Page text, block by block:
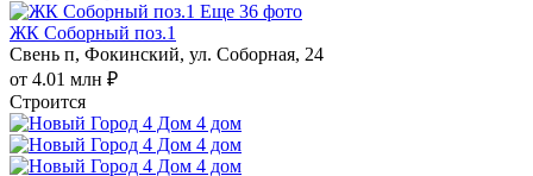
Еще 36 фото
ЖК Соборный поз.1
Свень п, Фокинский, ул. Соборная, 24
от 4.01 млн ₽
Строится